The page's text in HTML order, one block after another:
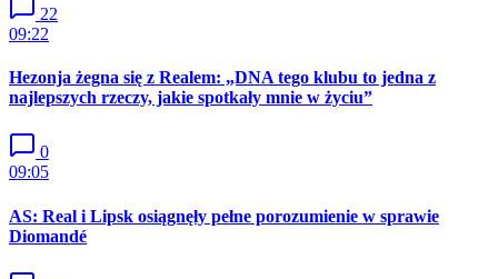
22
09:22
Hezonja żegna się z Realem: „DNA tego klubu to jedna z
najlepszych rzeczy, jakie spotkały mnie w życiu”
0
09:05
AS: Real i Lipsk osiągnęły pełne porozumienie w sprawie
Diomandé